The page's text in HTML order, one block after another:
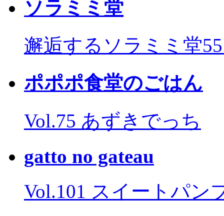
ソラミミ堂
邂逅するソラミミ堂
ポポポ食堂のごはん
Vol.75 あずきでっち
gatto no gateau
Vol.101 スイートパン